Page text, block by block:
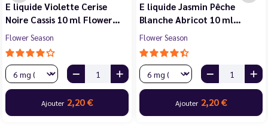
E liquide Violette Cerise
Noire Cassis 10 ml Flower…
Flower Season
Ajouter 2,20 €
E liquide Jasmin Pêche
Blanche Abricot 10 ml…
Flower Season
Ajouter 2,20 €